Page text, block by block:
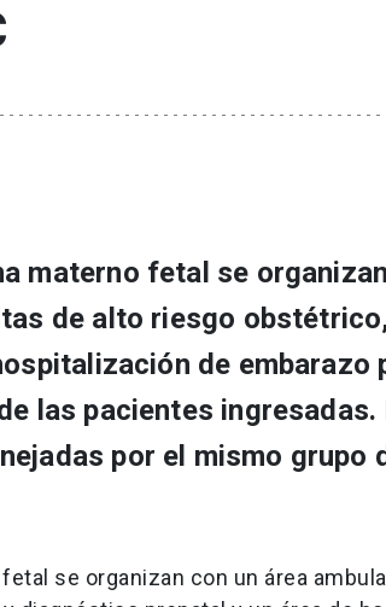
materno fetal se
de alto riesgo
de embarazo
las pacientes ingresadas.
por el mismo grupo
se organizan con un área